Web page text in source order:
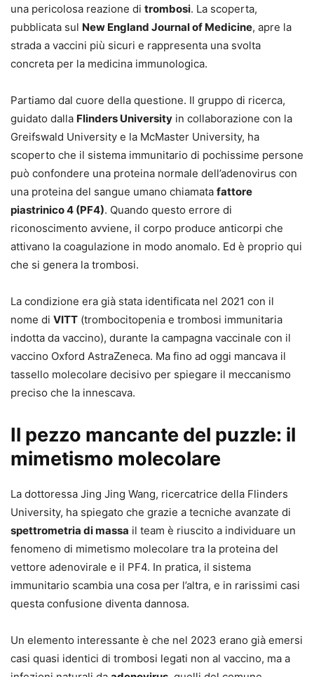
una pericolosa reazione di trombosi. La scoperta,
pubblicata sul New England Journal of Medicine, apre la
strada a vaccini più sicuri e rappresenta una svolta
concreta per la medicina immunologica.
Partiamo dal cuore della questione. Il gruppo di ricerca,
guidato dalla Flinders University in collaborazione con la
Greifswald University e la McMaster University, ha
scoperto che il sistema immunitario di pochissime persone
può confondere una proteina normale dell’adenovirus con
una proteina del sangue umano chiamata fattore
piastrinico 4 (PF4). Quando questo errore di
riconoscimento avviene, il corpo produce anticorpi che
attivano la coagulazione in modo anomalo. Ed è proprio qui
che si genera la trombosi.
La condizione era già stata identificata nel 2021 con il
nome di VITT (trombocitopenia e trombosi immunitaria
indotta da vaccino), durante la campagna vaccinale con il
vaccino Oxford AstraZeneca. Ma fino ad oggi mancava il
tassello molecolare decisivo per spiegare il meccanismo
preciso che la innescava.
Il pezzo mancante del puzzle: il
mimetismo molecolare
La dottoressa Jing Jing Wang, ricercatrice della Flinders
University, ha spiegato che grazie a tecniche avanzate di
spettrometria di massa il team è riuscito a individuare un
fenomeno di mimetismo molecolare tra la proteina del
vettore adenovirale e il PF4. In pratica, il sistema
immunitario scambia una cosa per l’altra, e in rarissimi casi
questa confusione diventa dannosa.
Un elemento interessante è che nel 2023 erano già emersi
casi quasi identici di trombosi legati non al vaccino, ma a